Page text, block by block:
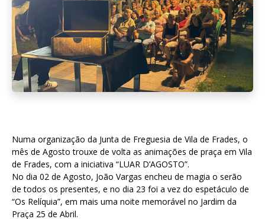
Numa organização da Junta de Freguesia de Vila de Frades, o
mês de Agosto trouxe de volta as animações de praça em Vila
de Frades, com a iniciativa “LUAR D’AGOSTO”.
No dia 02 de Agosto, João Vargas encheu de magia o serão
de todos os presentes, e no dia 23 foi a vez do espetáculo de
“Os Relíquia”, em mais uma noite memorável no Jardim da
Praça 25 de Abril.